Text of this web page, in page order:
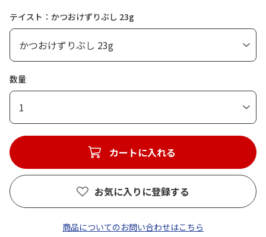
テイスト：かつおけずりぶし 23g
数量
1
カートに入れる
お気に入りに登録する
商品についてのお問い合わせはこちら